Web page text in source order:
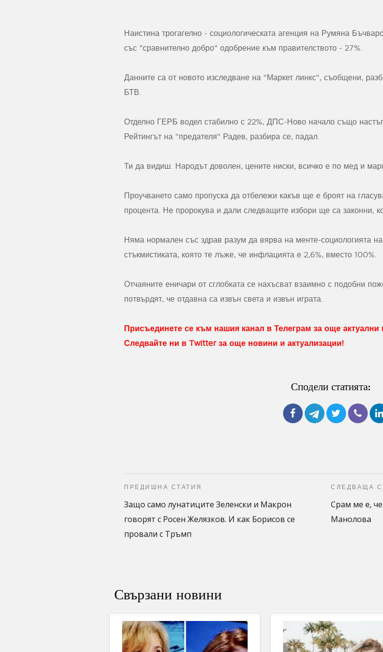
Наистина трогагелно - социологическата агенция на Румяна
със "сравнително добро" одобрение към правителството - 27%.
Данните са от новото изследване на "Маркет линкс", съобщени,
БТВ.
Отделно ГЕРБ водел стабилно с 22%, ДПС-Ново начало също
Рейтингът на "предателя" Радев, разбира се, падал.
Ти да видиш. Народът доволен, цените ниски, всичко е по мед и
Проучването само пропуска да отбележи какъв ще е броят на
процента. Не пророкува и дали следващите избори ще са законни,
Няма нормален със здрав разум да вярва на менте-социологията
стъкмистиката, която те лъже, че инфлацията е 2,6%, вместо 100%.
Отчаяните еничари от сглобката се нахъсват взаимно с подобни
потвърдят, че отдавна са извън света и извън играта.
Присъединете се към нашия канал в Телеграм за още актуални
Следвайте ни в Twitter за още новини и актуализации!
Сподели статията:
ПРЕДИШНА СТАТИЯ
Защо само лунатиците Зеленски и Макрон
говорят с Росен Желязков. И как Борисов се
провали с Тръмп
СЛЕДВАЩА
Срам ме е,
Манолова
Свързани новини